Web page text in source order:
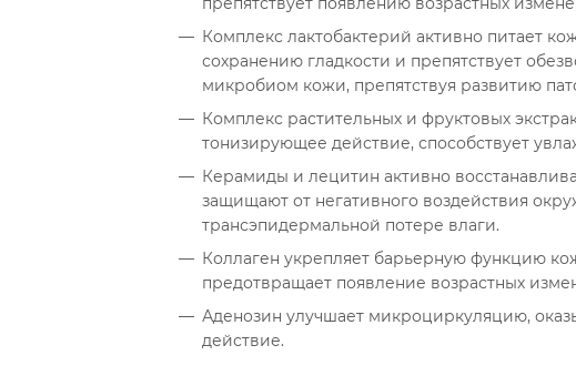
Комплекс лактобактерий активно питает
сохранению гладкости и препятствует
микробиом кожи, препятствуя развитию
Комплекс растительных и фруктовых
тонизирующее действие, способствует
Керамиды и лецитин активно
защищают от негативного воздействия
трансэпидермальной потере влаги.
Коллаген укрепляет барьерную функцию
предотвращает появление возрастных
Аденозин улучшает микроциркуляцию,
действие.